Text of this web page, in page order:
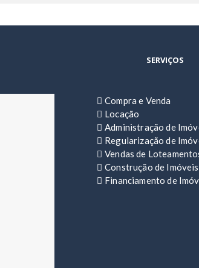
SERVIÇOS
Compra e Venda
Locação
Administração de
Regularização de
Vendas de
Construção de Imóveis
Financiamento de